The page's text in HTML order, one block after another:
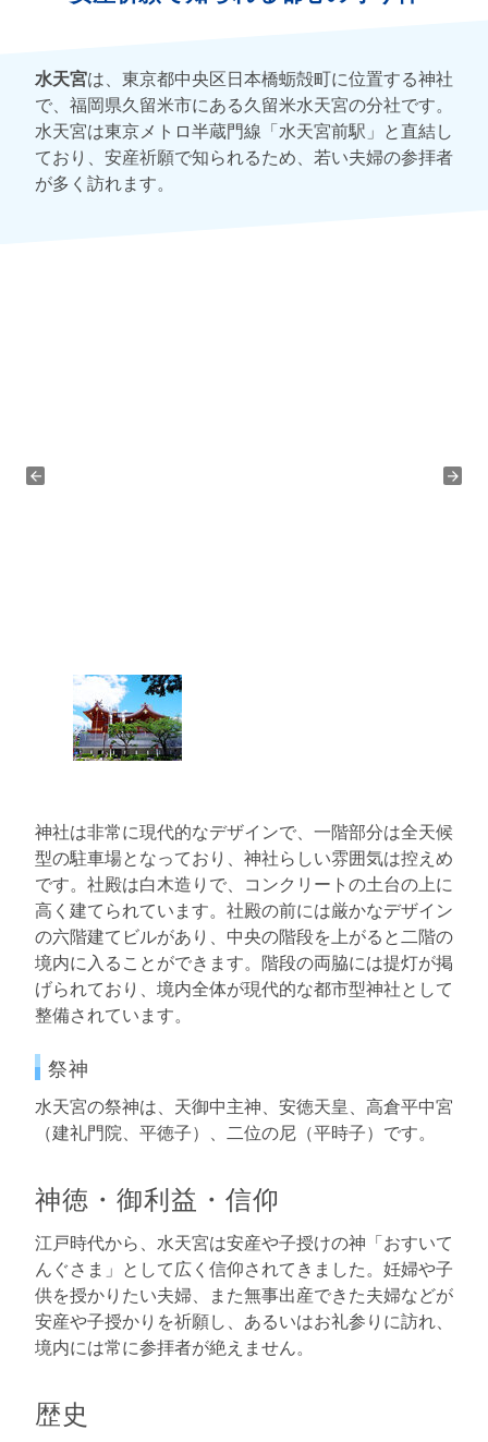
水天宮は、東京都中央区日本橋蛎殻町に位置する神社
で、福岡県久留米市にある久留米水天宮の分社です。
水天宮は東京メトロ半蔵門線「水天宮前駅」と直結し
ており、安産祈願で知られるため、若い夫婦の参拝者
が多く訪れます。
神社は非常に現代的なデザインで、一階部分は全天候
型の駐車場となっており、神社らしい雰囲気は控えめ
です。社殿は白木造りで、コンクリートの土台の上に
高く建てられています。社殿の前には厳かなデザイン
の六階建てビルがあり、中央の階段を上がると二階の
境内に入ることができます。階段の両脇には提灯が掲
げられており、境内全体が現代的な都市型神社として
整備されています。
祭神
水天宮の祭神は、天御中主神、安徳天皇、高倉平中宮
（建礼門院、平徳子）、二位の尼（平時子）です。
神徳・御利益・信仰
江戸時代から、水天宮は安産や子授けの神「おすいて
んぐさま」として広く信仰されてきました。妊婦や子
供を授かりたい夫婦、また無事出産できた夫婦などが
安産や子授かりを祈願し、あるいはお礼参りに訪れ、
境内には常に参拝者が絶えません。
歴史